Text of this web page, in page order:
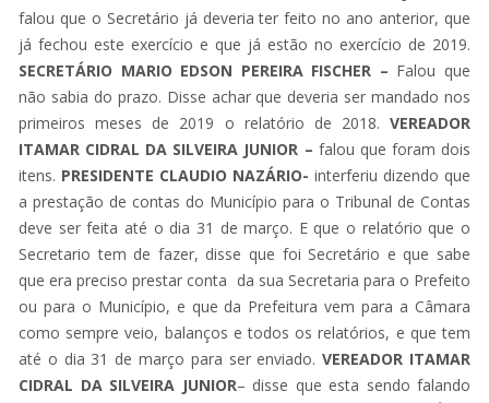
falou que o Secretário já deveria ter feito no ano anterior, que
já fechou este exercício e que já estão no exercício de 2019.
SECRETÁRIO MARIO EDSON PEREIRA FISCHER – Falou que
não sabia do prazo. Disse achar que deveria ser mandado nos
primeiros meses de 2019 o relatório de 2018. VEREADOR
ITAMAR CIDRAL DA SILVEIRA JUNIOR – falou que foram dois
itens. PRESIDENTE CLAUDIO NAZÁRIO- interferiu dizendo que
a prestação de contas do Município para o Tribunal de Contas
deve ser feita até o dia 31 de março. E que o relatório que o
Secretario tem de fazer, disse que foi Secretário e que sabe
que era preciso prestar conta da sua Secretaria para o Prefeito
ou para o Município, e que da Prefeitura vem para a Câmara
como sempre veio, balanços e todos os relatórios, e que tem
até o dia 31 de março para ser enviado.VEREADOR ITAMAR
CIDRAL DA SILVEIRA JUNIOR– disse que esta sendo falando